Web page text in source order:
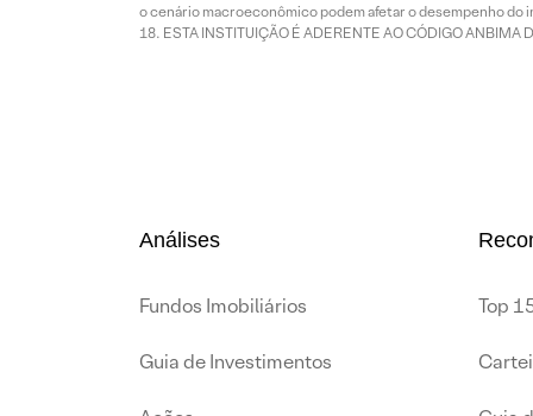
o cenário macroeconômico podem afetar o desempenho do
ESTA INSTITUIÇÃO É ADERENTE AO CÓDIGO ANBIMA
Análises
Fundos Imobiliários
Guia de Investimentos
Top